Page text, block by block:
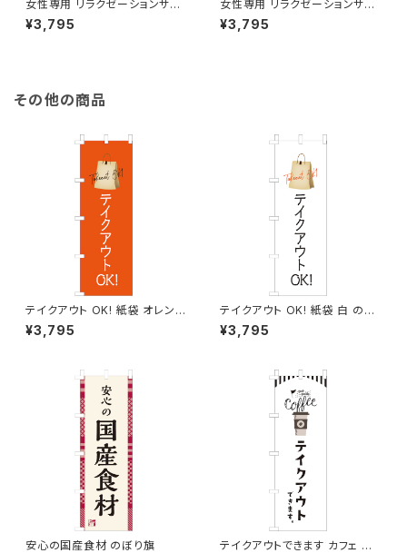
女性専用 リラクゼーションサロ
ン 水色 のぼり旗
¥3,795
女性専用 リラクゼーションサロ
ン オレンジ のぼり旗
¥3,795
その他の商品
テイクアウト OK! 紙袋 オレンジ
のぼり旗
¥3,795
テイクアウト OK! 紙袋 白 のぼ
り旗
¥3,795
安心の国産食材 のぼり旗
テイクアウトできます カフェ コ